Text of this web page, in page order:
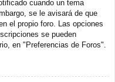
cuando un tema
se le avisará de que
el propio foro. Las opciones
se pueden
en "Preferencias de Foros".